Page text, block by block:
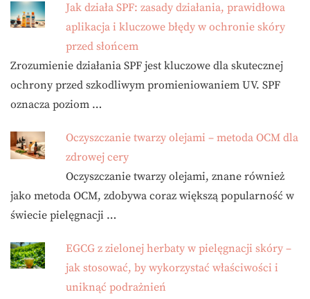
Jak działa SPF: zasady działania, prawidłowa
aplikacja i kluczowe błędy w ochronie skóry
przed słońcem
Zrozumienie działania SPF jest kluczowe dla skutecznej
ochrony przed szkodliwym promieniowaniem UV. SPF
oznacza poziom …
Oczyszczanie twarzy olejami – metoda OCM dla
zdrowej cery
Oczyszczanie twarzy olejami, znane również
jako metoda OCM, zdobywa coraz większą popularność w
świecie pielęgnacji …
EGCG z zielonej herbaty w pielęgnacji skóry –
jak stosować, by wykorzystać właściwości i
uniknąć podrażnień